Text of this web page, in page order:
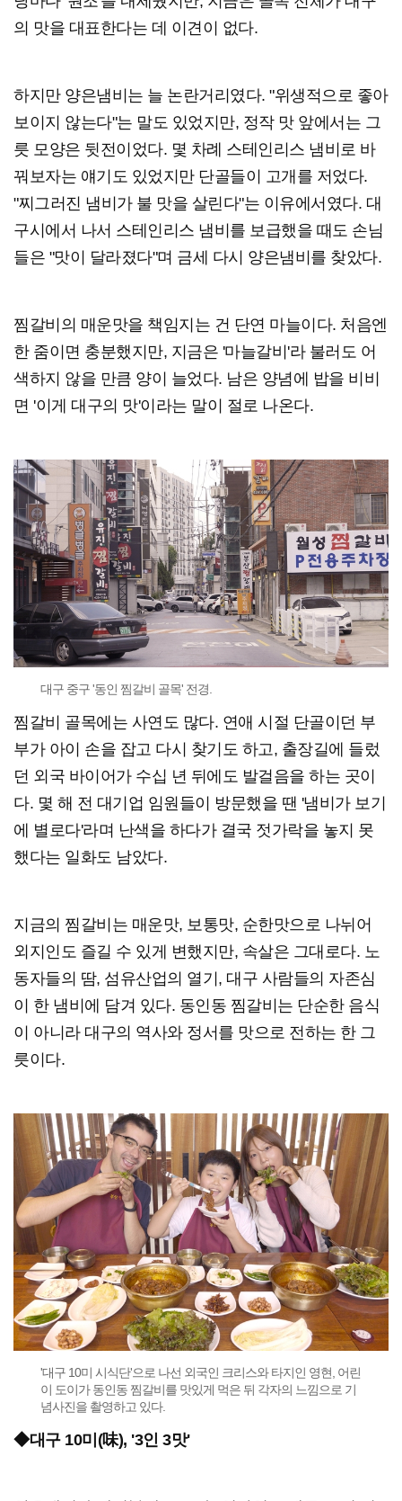
의 맛을 대표한다는 데 이견이 없다.
하지만 양은냄비는 늘 논란거리였다. "위생적으로 좋아
보이지 않는다"는 말도 있었지만, 정작 맛 앞에서는 그
릇 모양은 뒷전이었다. 몇 차례 스테인리스 냄비로 바
꿔보자는 얘기도 있었지만 단골들이 고개를 저었다.
"찌그러진 냄비가 불 맛을 살린다"는 이유에서였다. 대
구시에서 나서 스테인리스 냄비를 보급했을 때도 손님
들은 "맛이 달라졌다"며 금세 다시 양은냄비를 찾았다.
찜갈비의 매운맛을 책임지는 건 단연 마늘이다. 처음엔
한 줌이면 충분했지만, 지금은 '마늘갈비'라 불러도 어
색하지 않을 만큼 양이 늘었다. 남은 양념에 밥을 비비
면 '이게 대구의 맛'이라는 말이 절로 나온다.
대구 중구 '동인 찜갈비 골목' 전경.
찜갈비 골목에는 사연도 많다. 연애 시절 단골이던 부
부가 아이 손을 잡고 다시 찾기도 하고, 출장길에 들렀
던 외국 바이어가 수십 년 뒤에도 발걸음을 하는 곳이
다. 몇 해 전 대기업 임원들이 방문했을 땐 '냄비가 보기
에 별로다'라며 난색을 하다가 결국 젓가락을 놓지 못
했다는 일화도 남았다.
지금의 찜갈비는 매운맛, 보통맛, 순한맛으로 나뉘어
외지인도 즐길 수 있게 변했지만, 속살은 그대로다. 노
동자들의 땀, 섬유산업의 열기, 대구 사람들의 자존심
이 한 냄비에 담겨 있다. 동인동 찜갈비는 단순한 음식
이 아니라 대구의 역사와 정서를 맛으로 전하는 한 그
릇이다.
'대구 10미 시식단'으로 나선 외국인 크리스와 타지인 영현, 어린
이 도이가 동인동 찜갈비를 맛있게 먹은 뒤 각자의 느낌으로 기
념사진을 촬영하고 있다.
◆대구 10미(味), '3인 3맛'